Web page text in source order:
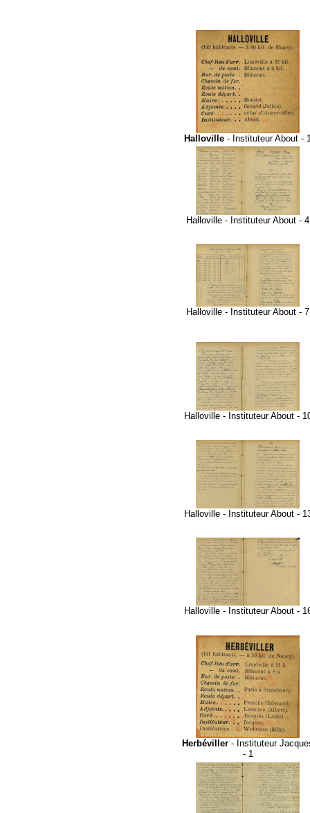
Halloville - Instituteur About -
Halloville - Instituteur About - 4
Halloville - Instituteur About - 7
Halloville - Instituteur About -
Halloville - Instituteur About -
Halloville - Instituteur About -
Herbéviller - Instituteur
- 1